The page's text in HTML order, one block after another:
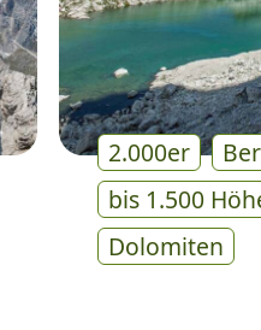
2.000er
bis 1.500
Dolomiten